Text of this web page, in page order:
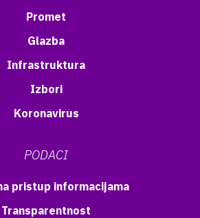
Promet
Glazba
Infrastruktura
Izbori
Koronavirus
PODACI
pristup informacijama
Transparentnost